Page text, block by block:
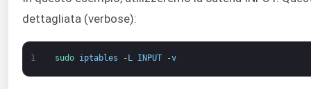
dettagliata (verbose):
1 sudo iptables - L INPUT -v